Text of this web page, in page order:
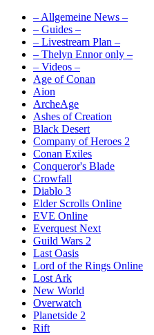
– Allgemeine News –
– Guides –
– Livestream Plan –
– Thelyn Ennor only –
– Videos –
Age of Conan
Aion
ArcheAge
Ashes of Creation
Black Desert
Company of Heroes 2
Conan Exiles
Conqueror's Blade
Crowfall
Diablo 3
Elder Scrolls Online
EVE Online
Everquest Next
Guild Wars 2
Last Oasis
Lord of the Rings Online
Lost Ark
New World
Overwatch
Planetside 2
Rift